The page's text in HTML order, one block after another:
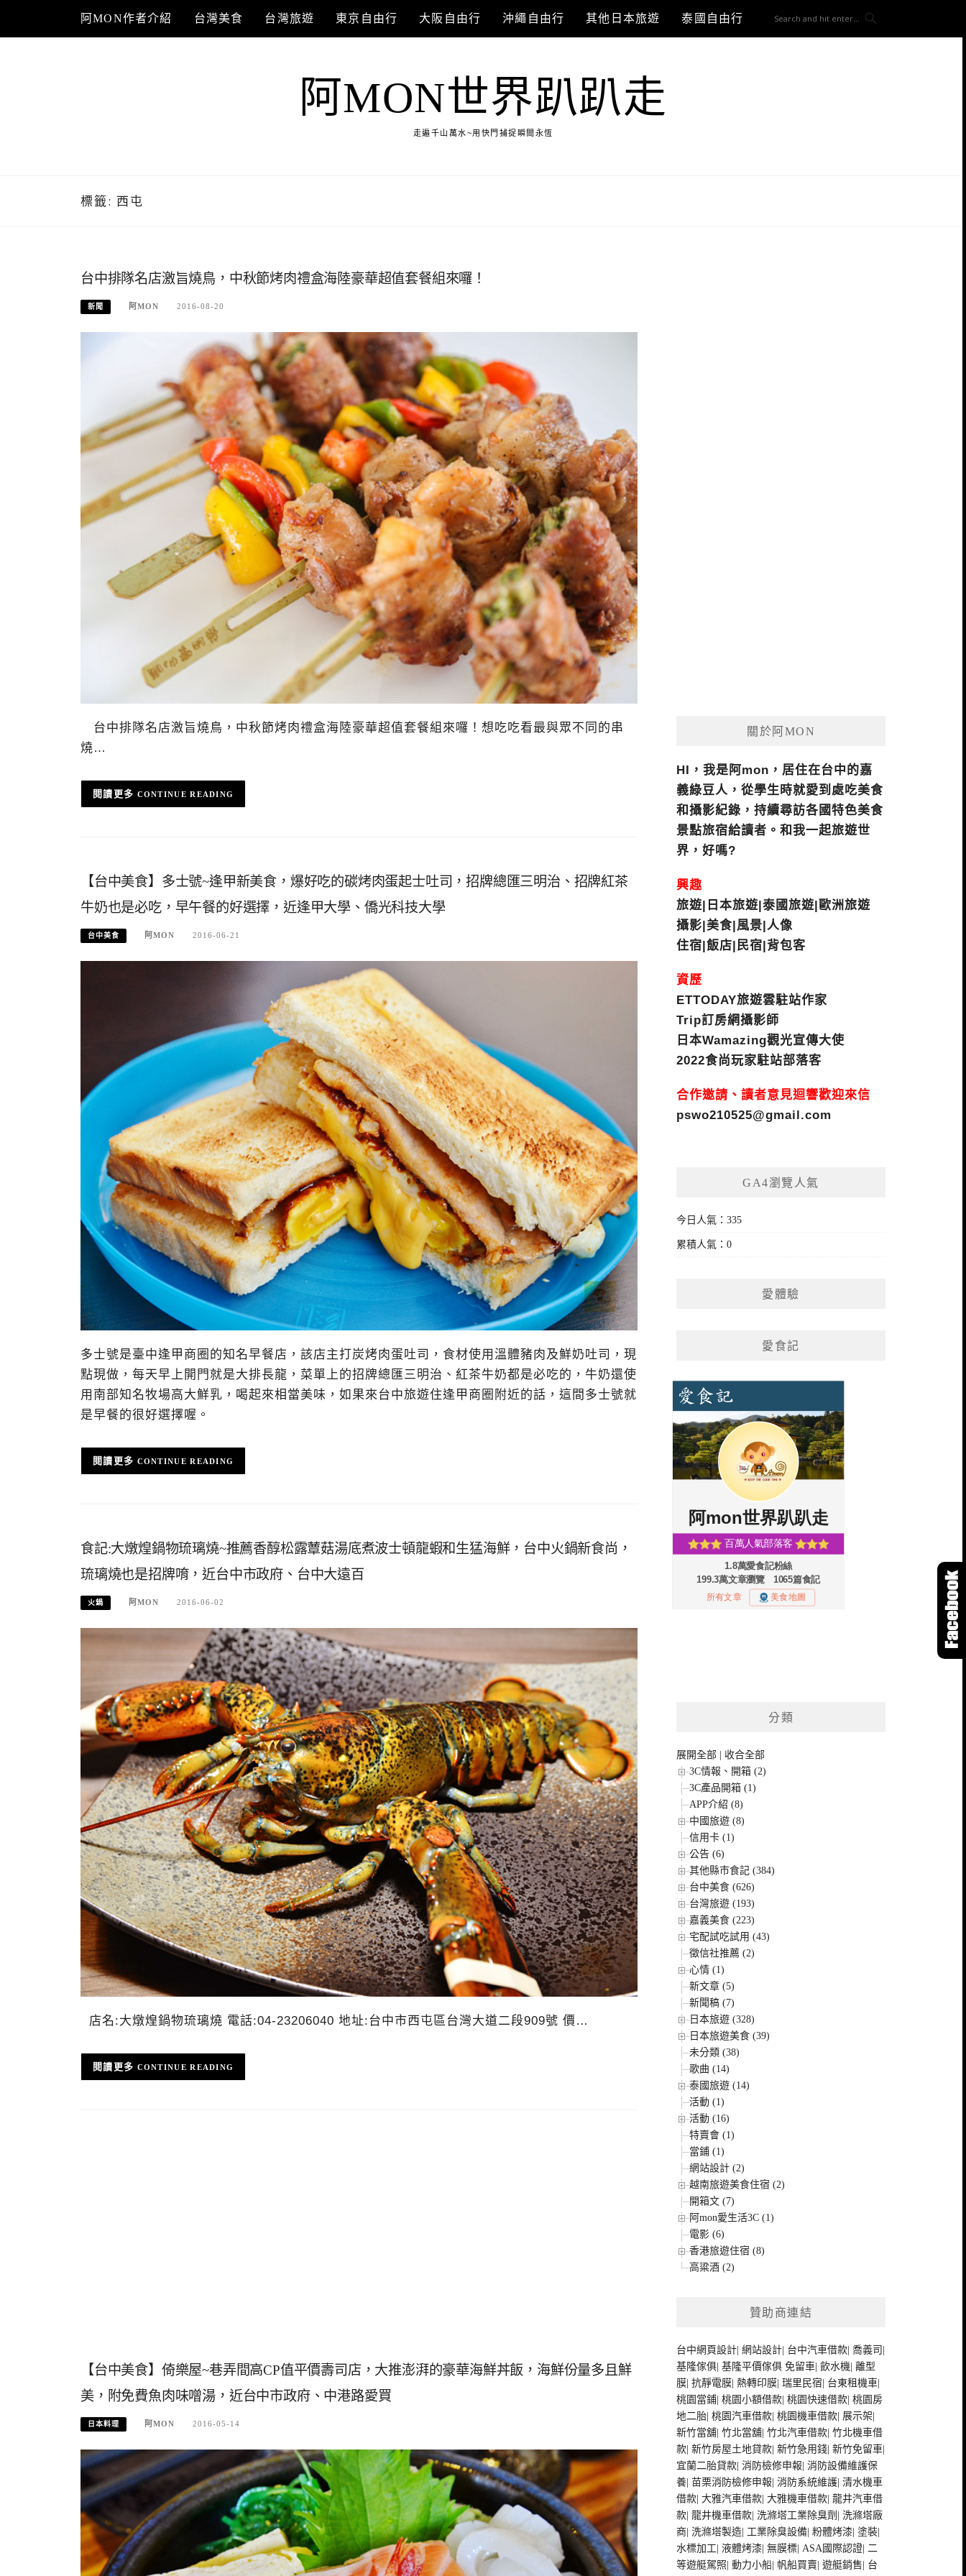
content
阿MON作者介紹 台灣美食 台灣旅遊 東京自由行 大阪自由行 沖繩自由行 其他日本旅遊 泰國自由行
阿MON世界趴趴走
走遍千山萬水~用快門捕捉瞬間永恆
標籤: 西屯
台中排隊名店激旨燒鳥，中秋節烤肉禮盒海陸豪華超值套餐組來囉！
新聞 阿MON 2016-08-20
台中排隊名店激旨燒鳥，中秋節烤肉禮盒海陸豪華超值套餐組來囉！想吃吃看最與眾不同的串
燒…
CONTINUE READING
【台中美食】多士號~逢甲新美食，爆好吃的碳烤肉蛋起士吐司，招牌總匯三明治、招牌紅茶
牛奶也是必吃，早午餐的好選擇，近逢甲大學、僑光科技大學
台中美食 阿MON 2016-06-21
多士號是臺中逢甲商圈的知名早餐店，該店主打炭烤肉蛋吐司，食材使用溫體豬肉及鮮奶吐司，現
點現做，每天早上開門就是大排長龍，菜單上的招牌總匯三明治、紅茶牛奶都是必吃的，牛奶還使
用南部知名牧場高大鮮乳，喝起來相當美味，如果來台中旅遊住逢甲商圈附近的話，這間多士號就
是早餐的很好選擇喔。
CONTINUE READING
食記:大燉煌鍋物琉璃燒~推薦香醇松露蕈菇湯底煮波士頓龍蝦和生猛海鮮，台中火鍋新食尚，
琉璃燒也是招牌唷，近台中市政府、台中大遠百
火鍋 阿MON 2016-06-02
店名:大燉煌鍋物琉璃燒 電話:04-23206040 地址:台中市西屯區台灣大道二段909號 價…
CONTINUE READING
【台中美食】倚樂屋~巷弄間高CP值平價壽司店，大推澎湃的豪華海鮮丼飯，海鮮份量多且鮮
美，附免費魚肉味噌湯，近台中市政府、中港路愛買
日本料理 阿MON 2016-05-14
關於阿MON
HI，我是阿mon，居住在台中的嘉
義綠豆人，從學生時就愛到處吃美食
和攝影紀錄，持續尋訪各國特色美食
景點旅宿給讀者。和我一起旅遊世
界，好嗎?
興趣
旅遊|日本旅遊|泰國旅遊|歐洲旅遊
攝影|美食|風景|人像
住宿|飯店|民宿|背包客
資歷
ETTODAY旅遊雲駐站作家
Trip訂房網攝影師
日本Wamazing觀光宣傳大使
2022食尚玩家駐站部落客
合作邀請、讀者意見迴響歡迎來信
pswo210525@gmail.com
GA4瀏覽人氣
今日人氣：335
累積人氣：0
愛體驗
愛食記
分類
展開全部
收合全部
3C情報、開箱 (2)
3C產品開箱 (1)
APP介紹 (8)
中國旅遊 (8)
信用卡 (1)
公告 (6)
其他縣市食記 (384)
台中美食 (626)
台灣旅遊 (193)
嘉義美食 (223)
宅配試吃試用 (43)
徵信社推薦 (2)
心情 (1)
新文章 (5)
新聞稿 (7)
日本旅遊 (328)
日本旅遊美食 (39)
未分類 (38)
歌曲 (14)
泰國旅遊 (14)
活動 (1)
活動 (16)
特賣會 (1)
當鋪 (1)
網站設計 (2)
越南旅遊美食住宿 (2)
開箱文 (7)
阿mon愛生活3C (1)
電影 (6)
香港旅遊住宿 (8)
高粱酒 (2)
贊助商連結
台中網頁設計 |網站設計 台中汽車借款 |喬義司
基隆傢俱 |基隆平價傢俱 免留車 |飲水機 |離型
膜 |抗靜電膜 |熱轉印膜 |瑞里民宿 台東租機車
桃園當鋪 |桃園小額借款 |桃園快速借款 |桃園房
地二胎 |桃園汽車借款 |桃園機車借款 展示架
新竹當舖 |竹北當舖 |竹北汽車借款 |竹北機車借
款 |新竹房屋土地貸款 |新竹急用錢 |新竹免留車
宜蘭二胎貸款 |消防檢修申報 |消防設備維護保
養 |苗栗消防檢修申報 |消防系統維護 |清水機車
借款 |大雅汽車借款 |大雅機車借款 |龍井汽車借
款 |龍井機車借款 洗滌塔工業除臭劑
洗滌塔廠
商 洗滌塔製造 工業除臭設備 |粉體烤漆 |塗裝
水標加工 |液體烤漆 |無膜標 |ASA國際認證 |二
等遊艇駕照 |動力小船 帆船買賣 |遊艇銷售 台